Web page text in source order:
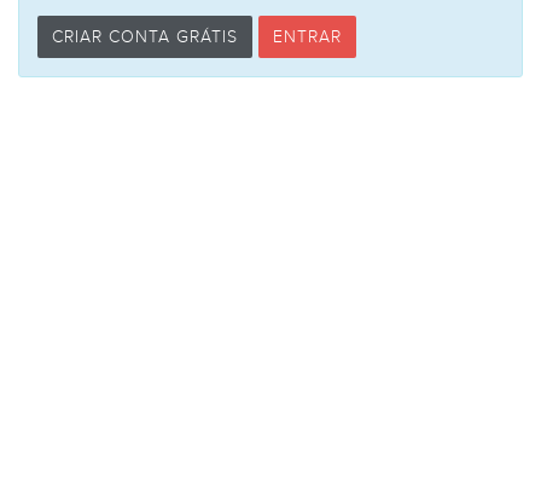
CRIAR CONTA GRÁTIS ENTRAR